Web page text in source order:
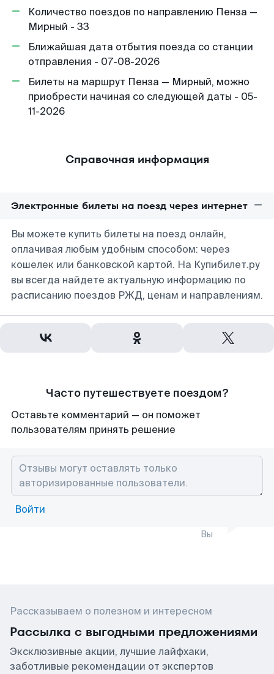
Количество поездов по направлению Пенза —
Мирный - 33
Ближайшая дата отбытия поезда со станции
отправления - 07-08-2026
Билеты на маршрут Пенза — Мирный, можно
приобрести начиная со следующей даты - 05-
11-2026
Справочная информация
Электронные билеты на поезд через интернет
Вы можете купить билеты на поезд онлайн,
оплачивая любым удобным способом: через
кошелек или банковской картой. На Купибилет.ру
вы всегда найдете актуальную информацию по
расписанию поездов РЖД, ценам и направлениям.
Часто путешествуете поездом?
Оставьте комментарий — он поможет
пользователям принять решение
Войти
Вы
Рассказываем о полезном и интересном
Рассылка с выгодными предложениями
Эксклюзивные акции, лучшие лайфхаки,
заботливые рекомендации от экспертов